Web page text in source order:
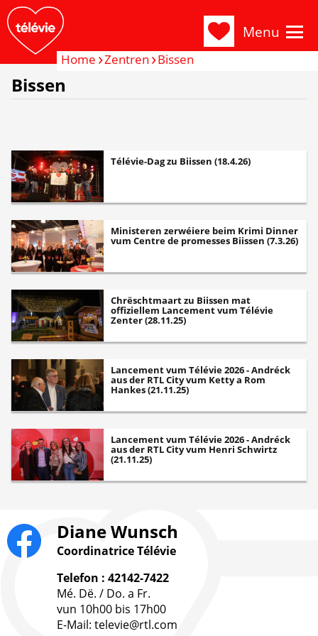
Menu
Home Zentren Bissen
Bissen
Télévie-Dag zu Biissen (18.4.26)
Ministeren zerwéiere beim Krimi Dinner
vum Centre de promesses Biissen (7.3.26)
Chrëschtmaart zu Biissen mat
offiziellem Lancement vum Télévie
Zenter (28.11.25)
Lancement vum Télévie 2026 - Andréck
aus der RTL City vum Ketty a Rom
Hankes (21.11.25)
Lancement vum Télévie 2026 - Andréck
aus der RTL City vum Henri Schwirtz
(21.11.25)
Diane Wunsch
Coordinatrice Télévie
Telefon : 42142-7422
Mé. Dë. / Do. a Fr.
vun 10h00 bis 17h00
E-Mail: televie@rtl.com